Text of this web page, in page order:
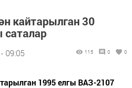
кайтарылган 30
09:05 115 0 0
1995 елгы ВАЗ-2107